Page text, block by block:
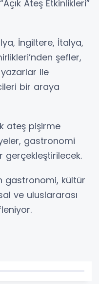
Ateş Etkinlikleri”
İngiltere, İtalya,
şefler,
ile
bir araya
ateş pişirme
gastronomi
gerçekleştirilecek.
gastronomi, kültür
ve uluslararası